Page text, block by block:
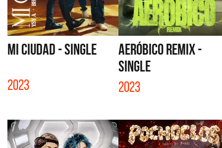
MI CIUDAD - SINGLE
2023
AERÓBICO REMIX -
SINGLE
2023